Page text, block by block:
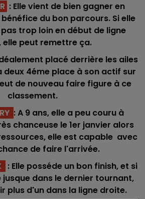
: Elle vient de bien gagner en
du bon parcours. Si elle
trop loin en début de ligne
elle peut remettre ça.
placé derrière les ailes
4éme place à son actif sur
de nouveau faire figure à ce
classement.
: A 9 ans, elle a peu couru à
chanceuse le 1er janvier alors
elle est capable avec
de faire l'arrivée.
: Elle posséde un bon finish, et si
jusque dans le dernier tournant,
plus d'un dans la ligne droite.